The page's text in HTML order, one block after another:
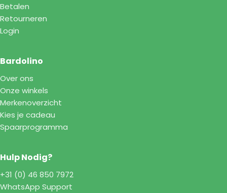
Betalen
Retourneren
Login
Bardolino
Over ons
Onze winkels
Merkenoverzicht
Kies je cadeau
Spaarprogramma
Hulp Nodig?
+31 (0) 46 850 7972
WhatsApp Support